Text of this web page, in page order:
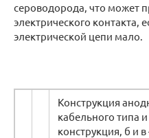
сероводорода, что может
электрического контакта,
электрической цепи мало.
Конструкция
кабельного типа
конструкция, б и